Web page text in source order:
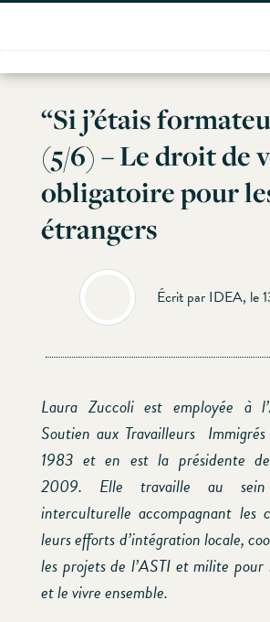
Skip
content
“Si j’étais
(5/6) – Le droit de
obligatoire pour
étrangers
Écrit par IDEA, le
Laura Zuccoli est employée à
Soutien aux Travailleurs
1983 et en est la présidente
2009. Elle travaille au sein
interculturelle accompagnant les
leurs efforts d’intégration locale,
les projets de l’ASTI et milite pour
et le vivre ensemble.